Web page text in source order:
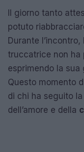
Il giorno tanto
potuto
Durante l’incontro,
truccatrice non ha
esprimendo la
Questo momento
di chi ha seguito
dell’amore e della